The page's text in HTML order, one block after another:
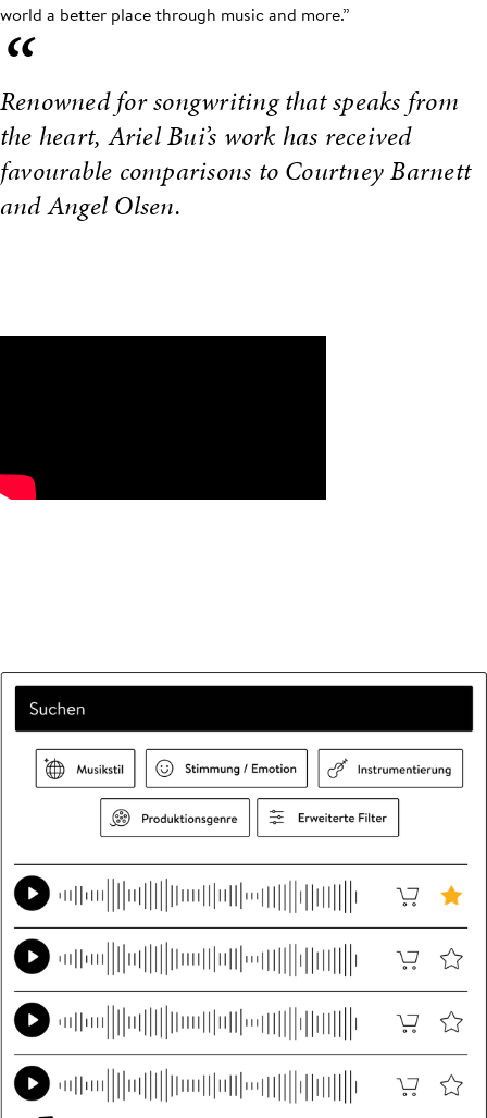
world a better place through music and more.”
“
Renowned for songwriting that speaks from
the heart, Ariel Bui’s work has received
favourable comparisons to Courtney Barnett
and Angel Olsen.